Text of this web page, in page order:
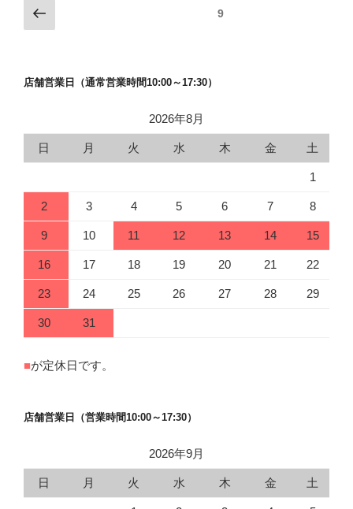
投
稿
ペ
り
前
の
ジ
固定ページ9
店舗営業日（通常営業時間10:00～17:30）
2026年8月
日 月 火 水 木 金 土
1
2 3 4 5 6 7 8
9 10 11 12 13 14 15
16 17 18 19 20 21 22
23 24 25 26 27 28 29
30 31
■が定休日です。
店舗営業日（営業時間10:00～17:30）
2026年9月
日 月 火 水 木 金 土